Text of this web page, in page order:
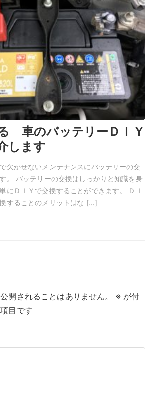
車のバッテリーＤＩＹ
します
欠かせないメンテナンスにバッテリーの交
。 バッテリーの交換はしっかりと知識を身
にＤＩＹで交換することができます。 ＤＩ
することのメリットはな […]
開されることはありません。 ※が付
目です